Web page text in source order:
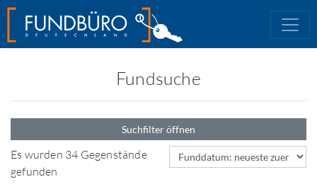
Fundsuche
Suchfilter öffnen
Es wurden 34 Gegenstände
gefunden
Sortierfeld